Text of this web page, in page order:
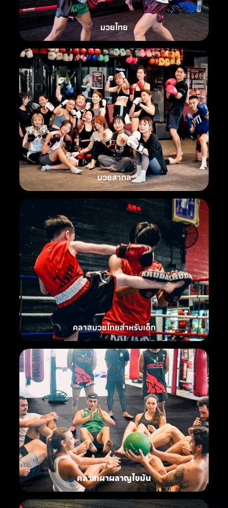
มวยไทย
มวยสากล
คลาสมวยไทยสำหรับเด็ก
คลาสเผาผลาญไขมัน